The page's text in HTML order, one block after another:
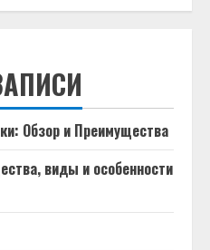
Обзор и Преимущества
виды и особенности